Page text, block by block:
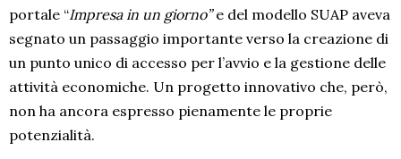
portale “Impresa in un giorno”e del modello SUAP aveva
segnato un passaggio importante verso la creazione di
un punto unico di accesso per l’avvio e la gestione delle
attività economiche. Un progetto innovativo che, però,
non ha ancora espresso pienamente le proprie
potenzialità.